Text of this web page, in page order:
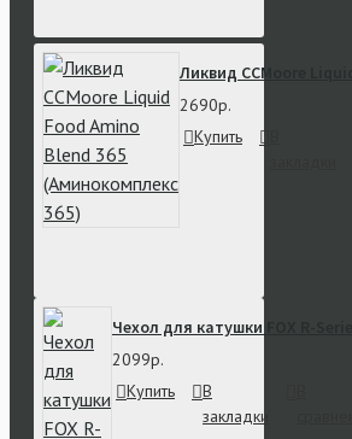
Ликвид CCMoore
2690р.
Купить
Чехол для катушки FOX R-
2099р.
Купить
В
закладки